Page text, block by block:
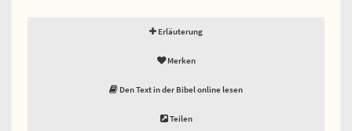
Erläuterung
Merken
Den Text in der Bibel online lesen
Teilen